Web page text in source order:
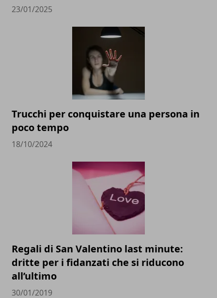
23/01/2025
Trucchi per conquistare una persona in
poco tempo
18/10/2024
Regali di San Valentino last minute:
dritte per i fidanzati che si riducono
all’ultimo
30/01/2019